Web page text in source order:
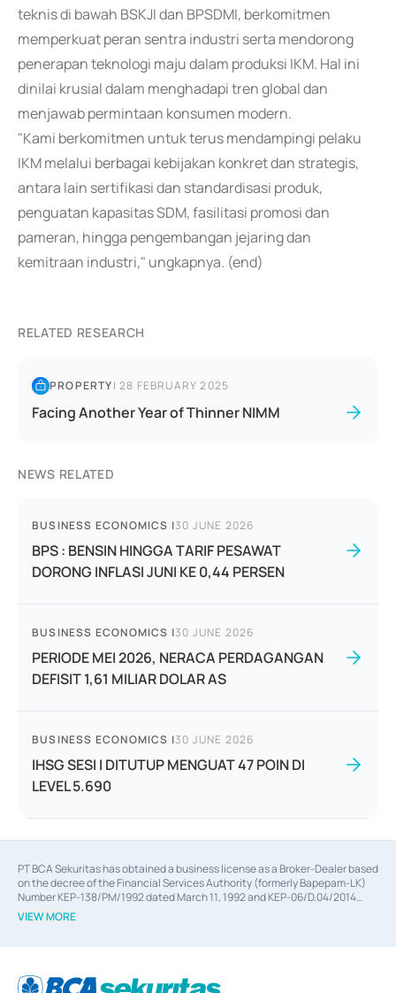
teknis di bawah BSKJI dan BPSDMI, berkomitmen
memperkuat peran sentra industri serta mendorong
penerapan teknologi maju dalam produksi IKM. Hal ini
dinilai krusial dalam menghadapi tren global dan
menjawab permintaan konsumen modern.
"Kami berkomitmen untuk terus mendampingi pelaku
IKM melalui berbagai kebijakan konkret dan strategis,
antara lain sertifikasi dan standardisasi produk,
penguatan kapasitas SDM, fasilitasi promosi dan
pameran, hingga pengembangan jejaring dan
kemitraan industri," ungkapnya. (end)
RELATED RESEARCH
PROPERTY|28 FEBRUARY 2025
Facing Another Year of Thinner NIMM
NEWS RELATED
BUSINESS ECONOMICS |30 JUNE 2026
BPS : BENSIN HINGGA TARIF PESAWAT
DORONG INFLASI JUNI KE 0,44 PERSEN
BUSINESS ECONOMICS |30 JUNE 2026
PERIODE MEI 2026, NERACA PERDAGANGAN
DEFISIT 1,61 MILIAR DOLAR AS
BUSINESS ECONOMICS |30 JUNE 2026
IHSG SESI I DITUTUP MENGUAT 47 POIN DI
LEVEL 5.690
PT BCA Sekuritas has obtained a business license as a Broker-Dealer based
on the decree of the Financial Services Authority (formerly Bapepam-LK)
Number KEP-138/PM/1992 dated March 11, 1992 and KEP-06/D.04/2014
dated February 28, 2014, a business license as an Underwriter based on the
decree of the Financial Services Authority Number KEP-12/PM/PEE/1997
Financial Services Authority Number S-67/PM.21/2014 dated February 28,
VIEW MORE